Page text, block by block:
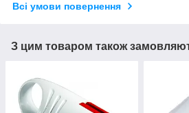
Всі умови повернення
З цим товаром також